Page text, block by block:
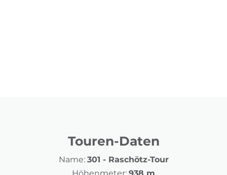
Touren-Daten
Name: 301 - Raschötz-Tour